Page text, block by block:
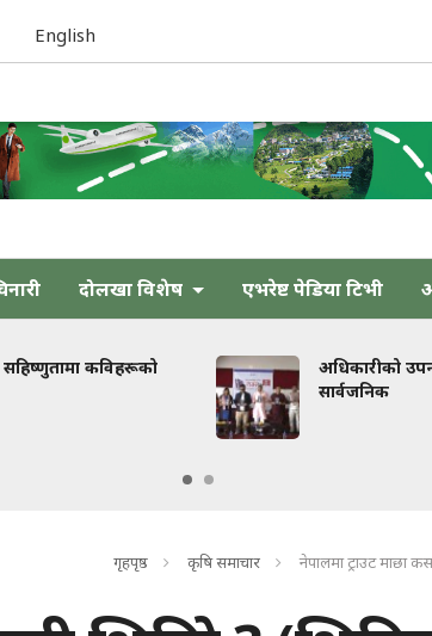
English
दोलखा विशेष एभरेष्ट पेडिया टिभी
कविहरूको
अधिकारीको उपन्यास
सार्वजनिक
गृहपृष्ठ कृषि समाचार नेपालमा ट्राउट माछा